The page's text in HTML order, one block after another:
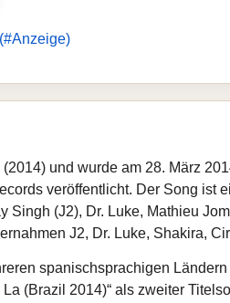
und wurde am 28. März
veröffentlicht. Der Song ist
(J2), Dr. Luke, Mathieu
J2, Dr. Luke, Shakira,
spanischsprachigen
(Brazil 2014)“ als zweiter